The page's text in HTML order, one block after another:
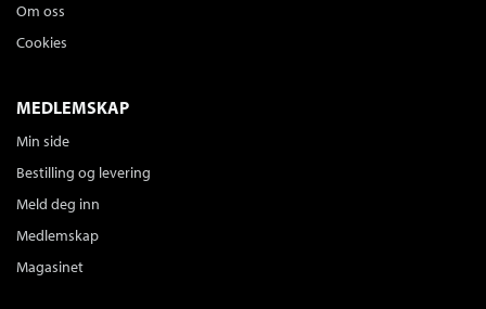
Om oss
Cookies
MEDLEMSKAP
Min side
Bestilling og levering
Meld deg inn
Medlemskap
Magasinet